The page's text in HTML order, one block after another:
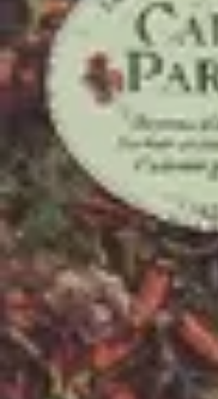
Revente Cadeaux Noël
Stratégies de Revente
Revente
Préparation à la
Revente Cadeaux